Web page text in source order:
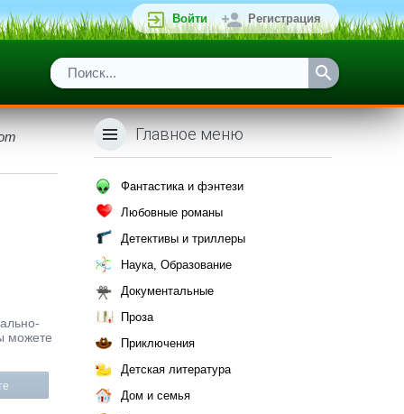
Войти Регистрация
можете
Главное меню
Фантастика и фэнтези
Любовные романы
Детективы и триллеры
Наука, Образование
Документальные
Проза
Приключения
Детская литература
Дом и семья